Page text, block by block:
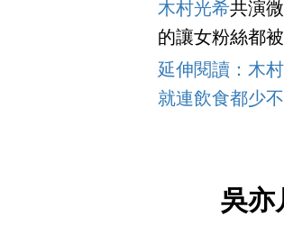
木村光希共演
的讓女粉絲都被
延伸閱讀：木
就連飲食都少
吳亦